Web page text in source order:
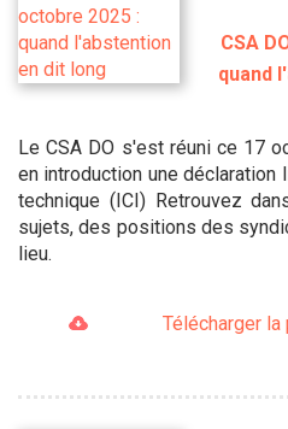
CSA
quand
Le CSA DO s'est réuni ce 17
en introduction une déclaration
technique (ICI) Retrouvez
sujets, des positions des
lieu.
Télécharger la